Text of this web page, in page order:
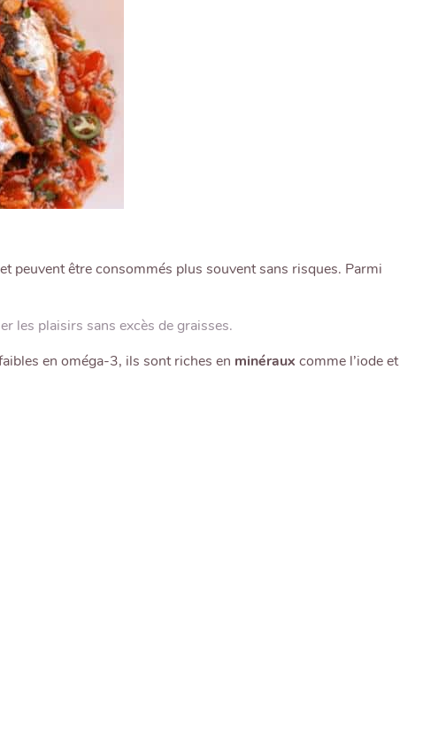
et peuvent être consommés plus souvent sans risques. Parmi
les plaisirs sans excès de graisses.
en oméga-3, ils sont riches en minéraux comme l’iode et